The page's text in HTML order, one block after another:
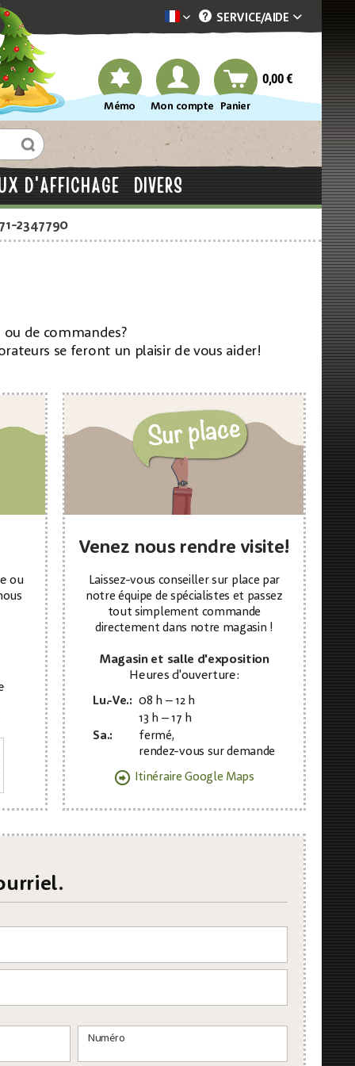
Dekotopia französisch
SERVICE/AIDE
Mémo Mon compte Panier
0,00 €
D'AFFICHAGE DIVERS
2347790
de commandes?
se feront un plaisir de vous aider!
ou
Venez nous rendre visite!
Laissez-vous conseiller sur place par
notre équipe de spécialistes et passez
tout simplement commande
directement dans notre magasin !
Magasin et salle d'exposition
Heures d'ouverture:
Lu.-Ve.: 08 h – 12 h
13 h – 17 h
Sa.:
fermé,
rendez-vous surdemande
Itinéraire Google Maps
Numéro